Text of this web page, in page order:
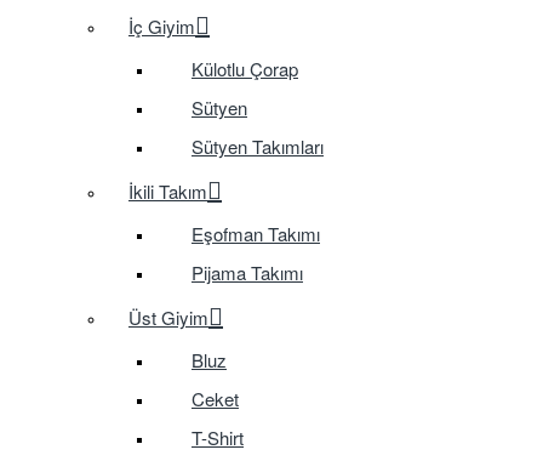
İç Giyim
Külotlu Çorap
Sütyen
Sütyen Takımları
İkili Takım
Eşofman Takımı
Pijama Takımı
Üst Giyim
Bluz
Ceket
T-Shirt